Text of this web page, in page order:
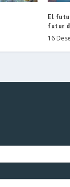
El
futur
16